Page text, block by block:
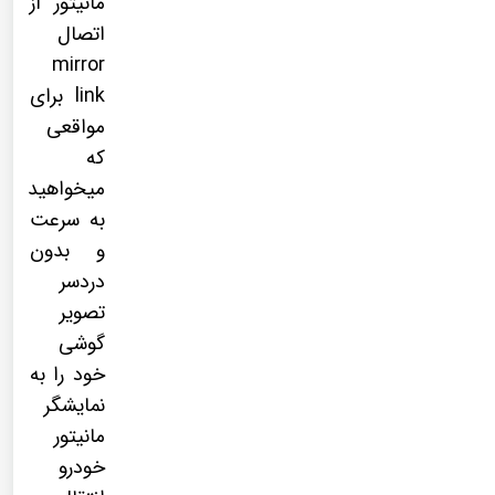
اتصال
mirror
link برای
مواقعی
که
میخواهید
به سرعت
و بدون
دردسر
تصویر
گوشی
خود را به
نمایشگر
مانیتور
خودرو